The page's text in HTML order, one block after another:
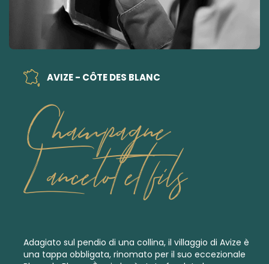
AVIZE - CÔTE DES BLANC
Champagne
Lancelot et fils
Adagiato sul pendio di una collina, il villaggio di Avize è
una tappa obbligata, rinomato per il suo eccezionale